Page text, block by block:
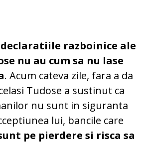
declaratiile razboinice ale
nu au cum sa nu lase
. Acum cateva zile, fara a da
Tudose a sustinut ca
nu sunt in siguranta
lui, bancile care
pe pierdere si risca sa